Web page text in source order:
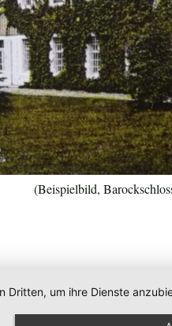
(Beispielbild,
Dritten, um ihre Dienste